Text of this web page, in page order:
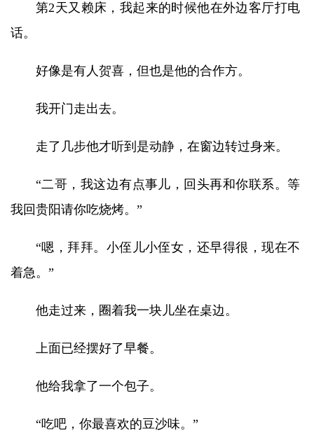
第2天又赖床，我起来的时候他在外边客厅打电
话。
好像是有人贺喜，但也是他的合作方。
我开门走出去。
走了几步他才听到是动静，在窗边转过身来。
“二哥，我这边有点事儿，回头再和你联系。等
我回贵阳请你吃烧烤。”
“嗯，拜拜。小侄儿小侄女，还早得很，现在不
着急。”
他走过来，圈着我一块儿坐在桌边。
上面已经摆好了早餐。
他给我拿了一个包子。
“吃吧，你最喜欢的豆沙味。”